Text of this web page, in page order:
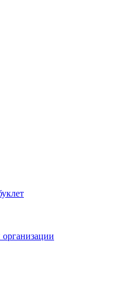
организации